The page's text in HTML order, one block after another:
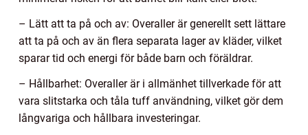
– Lätt att ta på och av: Overaller är generellt sett lättare
att ta på och av än flera separata lager av kläder, vilket
sparar tid och energi för både barn och föräldrar.
– Hållbarhet: Overaller är i allmänhet tillverkade för att
vara slitstarka och tåla tuff användning, vilket gör dem
långvariga och hållbara investeringar.